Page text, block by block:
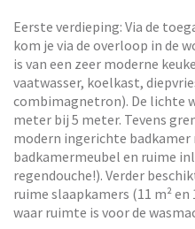
Eerste verdieping: Via de
kom je via de overloop in de
is van een zeer moderne
vaatwasser, koelkast,
combimagnetron). De lichte
meter bij 5 meter. Tevens
modern ingerichte
badkamermeubel en ruime
regendouche!). Verder
ruime slaapkamers (11 m² en
waar ruimte is voor de